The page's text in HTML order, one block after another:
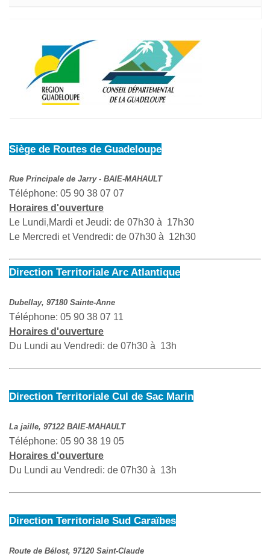
Siège de Routes de Guadeloupe
Rue Principale de Jarry - BAIE-MAHAULT
Téléphone: 05 90 38 07 07
Horaires d'ouverture
Le Lundi,Mardi et Jeudi: de 07h30 à 17h30
Le Mercredi et Vendredi: de 07h30 à 12h30
Direction Territoriale Arc Atlantique
Dubellay, 97180 Sainte-Anne
Téléphone: 05 90 38 07 11
Horaires d'ouverture
Du Lundi au Vendredi: de 07h30 à 13h
Direction Territoriale Cul de Sac Marin
La jaille, 97122 BAIE-MAHAULT
Téléphone: 05 90 38 19 05
Horaires d'ouverture
Du Lundi au Vendredi: de 07h30 à 13h
Direction Territoriale Sud Caraïbes
Route de Bélost, 97120 Saint-Claude